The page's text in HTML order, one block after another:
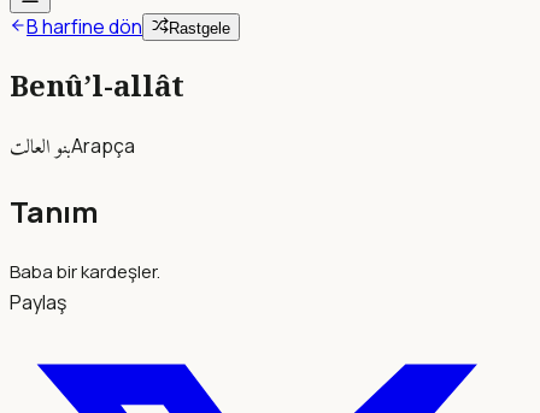
B harfine dön Rastgele
Benû’l-allât
بنو العالتArapça
Tanım
Baba bir kardeşler.
Paylaş